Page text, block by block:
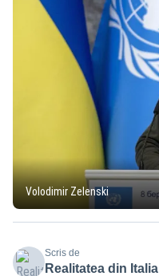
Volodimir Zelenski
Scris de
Realitatea din Italia